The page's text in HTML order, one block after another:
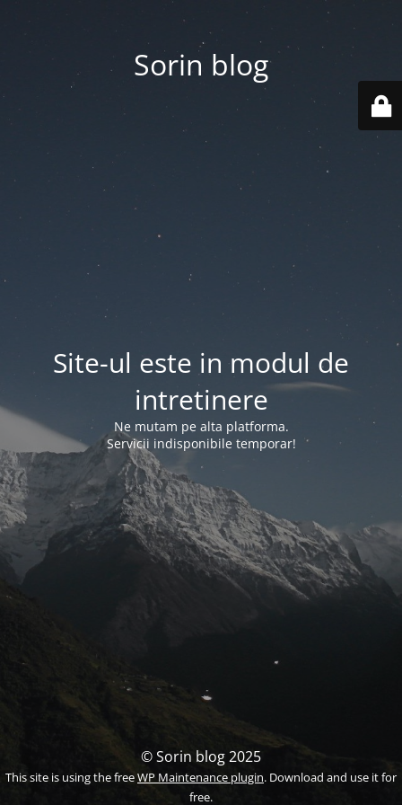
Sorin blog
Site-ul este in modul de
intretinere
Ne mutam pe alta platforma.
Servicii indisponibile temporar!
© Sorin blog 2025
This site is using the freeWP Maintenance plugin. Download and use it for
free.